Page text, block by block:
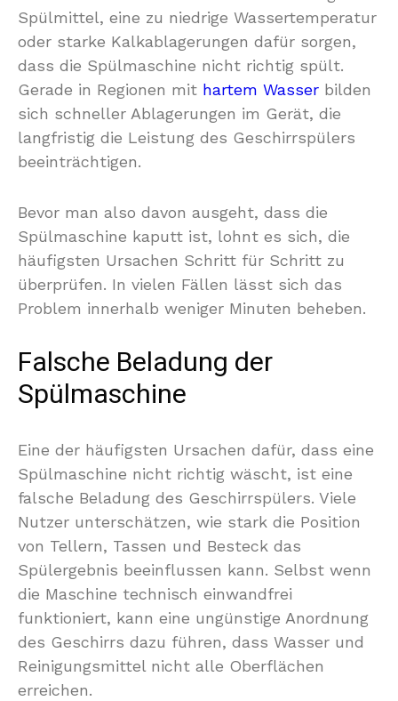
Spülmittel, eine zu niedrige Wassertemperatur
oder starke Kalkablagerungen dafür sorgen,
dass die Spülmaschine nicht richtig spült.
Gerade in Regionen mit hartem Wasser bilden
sich schneller Ablagerungen im Gerät, die
langfristig die Leistung des Geschirrspülers
beeinträchtigen.
Bevor man also davon ausgeht, dass die
Spülmaschine kaputt ist, lohnt es sich, die
häufigsten Ursachen Schritt für Schritt zu
überprüfen. In vielen Fällen lässt sich das
Problem innerhalb weniger Minuten beheben.
Falsche Beladung der
Spülmaschine
Eine der häufigsten Ursachen dafür, dass eine
Spülmaschine nicht richtig wäscht, ist eine
falsche Beladung des Geschirrspülers. Viele
Nutzer unterschätzen, wie stark die Position
von Tellern, Tassen und Besteck das
Spülergebnis beeinflussen kann. Selbst wenn
die Maschine technisch einwandfrei
funktioniert, kann eine ungünstige Anordnung
des Geschirrs dazu führen, dass Wasser und
Reinigungsmittel nicht alle Oberflächen
erreichen.